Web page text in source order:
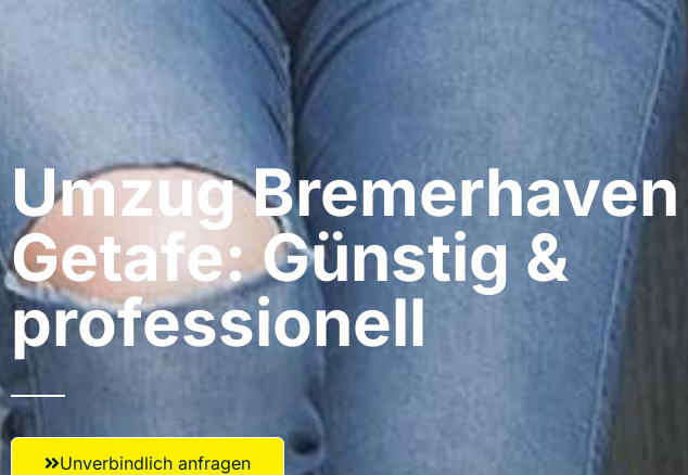
Umzug Bremerhaven​
Getafe: Günstig &
professionell​
Unverbindlich anfragen